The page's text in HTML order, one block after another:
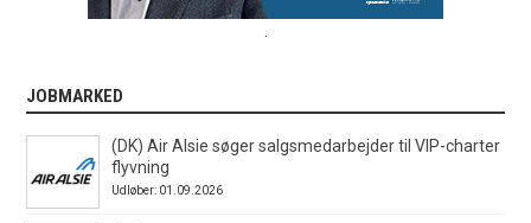
JOBMARKED
(DK) Air Alsie søger salgsmedarbejder til VIP-charter
flyvning
Udløber: 01.09.2026